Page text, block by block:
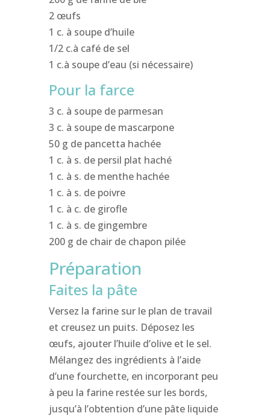
2 œufs
1 c. à soupe d’huile
1/2 c.à café de sel
1 c.à soupe d’eau (si nécessaire)
Pour la farce
3 c. à soupe de parmesan
3 c. à soupe de mascarpone
50 g de pancetta hachée
1 c. à s. de persil plat haché
1 c. à s. de menthe hachée
1 c. à s. de poivre
1 c. à c. de girofle
1 c. à s. de gingembre
200 g de chair de chapon pilée
Préparation
Faites la pâte
Versez la farine sur le plan de travail
et creusez un puits. Déposez les
œufs, ajouter l’huile d’olive et le sel.
Mélangez des ingrédients à l’aide
d’une fourchette, en incorporant peu
à peu la farine restée sur les bords,
jusqu’à l’obtention d’une pâte liquide